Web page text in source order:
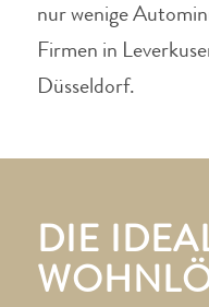
nur wenige
Firmen in
Düsseldorf.
DIE